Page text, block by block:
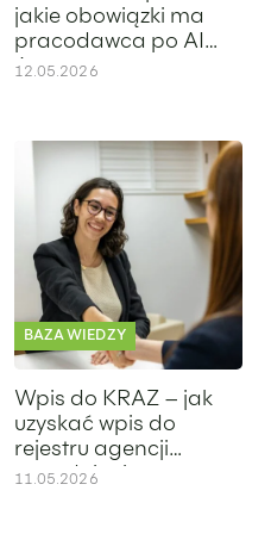
jakie obowiązki ma
pracodawca po AI
Act
12.05.2026
wspólnika lub beneficjenta
Wpis do KRAZ – jak uzyskać
BAZA WIEDZY
Wpis do KRAZ – jak
uzyskać wpis do
rejestru agencji
zatrudnienia
11.05.2026